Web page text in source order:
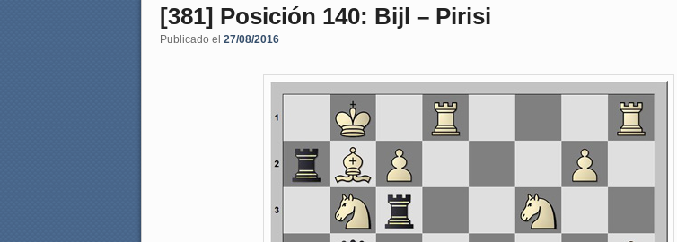
[381] Posición 140: Bijl – Pirisi
Publicado el 27/08/2016